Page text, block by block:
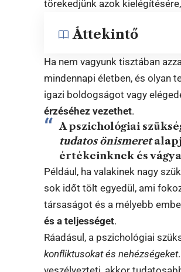
törekedjünk azok
Áttekintő
Ha nem vagyunk tisztában
mindennapi életben, és olyan
igazi boldogságot vagy
érzéséhez vezethet.
A pszichológiai
tudatos önismeret
értékeinknek és
Például, ha valakinek nagy
sok időt tölt egyedül, ami
társaságot és a mélyebb
és a teljességet.
Ráadásul, a pszichológiai
konfliktusokat és nehézségeket